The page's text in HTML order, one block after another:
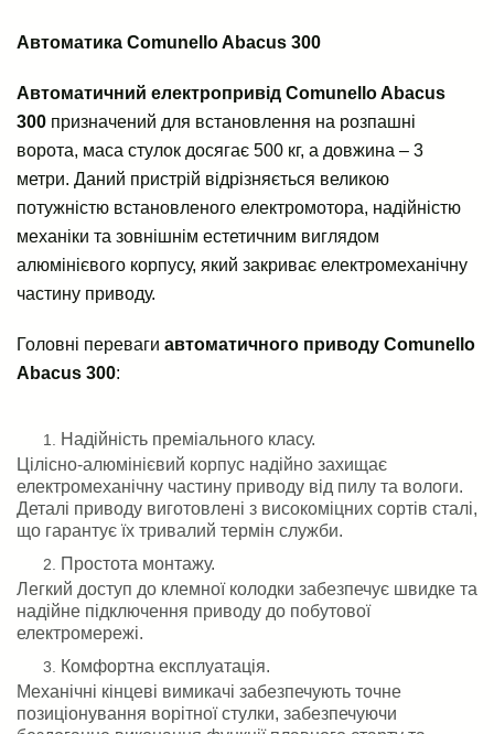
Автоматика Comunello Abacus 300
Автоматичний електропривід Comunello Abacus
300 призначений для встановлення на розпашні
ворота, маса стулок досягає 500 кг, а довжина – 3
метри. Даний пристрій відрізняється великою
потужністю встановленого електромотора, надійністю
механіки та зовнішнім естетичним виглядом
алюмінієвого корпусу, який закриває електромеханічну
частину приводу.
Головні переваги автоматичного приводу Comunello
Abacus 300:
Надійність преміального класу.
Цілісно-алюмінієвий корпус надійно захищає
електромеханічну частину приводу від пилу та вологи.
Деталі приводу виготовлені з високоміцних сортів сталі,
що гарантує їх тривалий термін служби.
Простота монтажу.
Легкий доступ до клемної колодки забезпечує швидке та
надійне підключення приводу до побутової
електромережі.
Комфортна експлуатація.
Механічні кінцеві вимикачі забезпечують точне
позиціонування ворітної стулки, забезпечуючи